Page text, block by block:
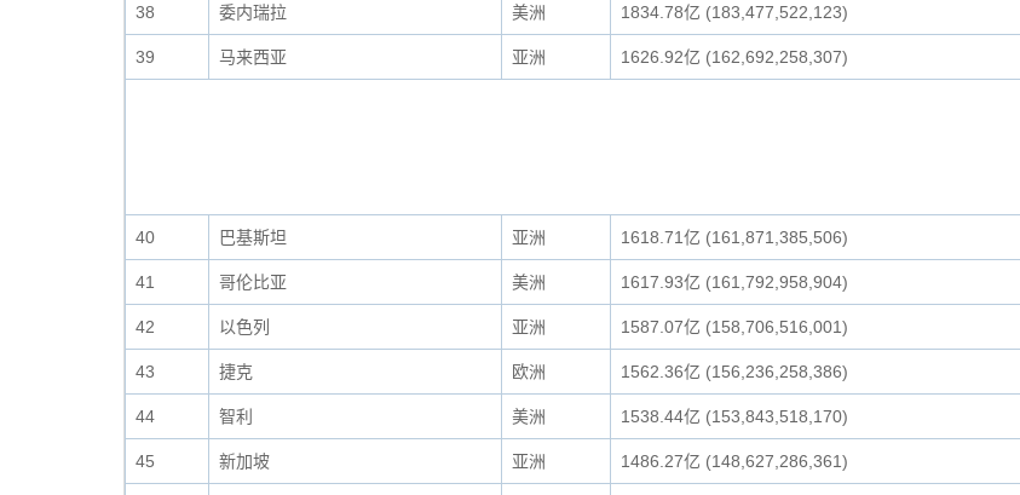
38 委内瑞拉 美洲 1834.78亿 (183,477,522,123)
39 马来西亚 亚洲 1626.92亿 (162,692,258,307)
40 巴基斯坦 亚洲 1618.71亿 (161,871,385,506)
41 哥伦比亚 美洲 1617.93亿 (161,792,958,904)
42 以色列 亚洲 1587.07亿 (158,706,516,001)
43 捷克 欧洲 1562.36亿 (156,236,258,386)
44 智利 美洲 1538.44亿 (153,843,518,170)
45 新加坡 亚洲 1486.27亿 (148,627,286,361)